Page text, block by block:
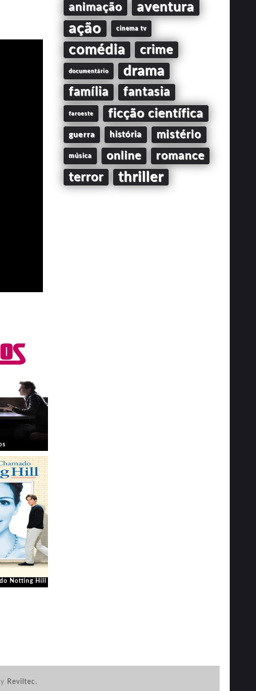
Notting Hill
animação aventura
ação cinema tv
comédia crime
documentário drama
família fantasia
faroeste ficção científica
guerra história mistério
música online romance
terror thriller
Reviltec.